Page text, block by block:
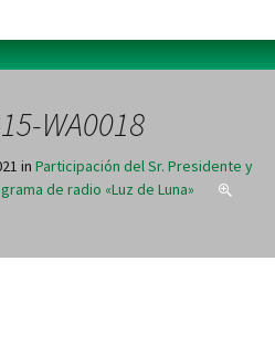
WA0018
in Participación del Sr. Presidente y
de radio «Luz de Luna»